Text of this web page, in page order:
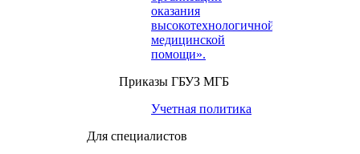
оказания
высокотехнологичной
медицинской
помощи».
Приказы ГБУЗ МГБ
Учетная политика
Для специалистов